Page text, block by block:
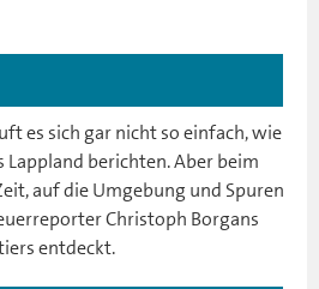
es sich gar nicht so einfach, wie
Lappland berichten. Aber beim
auf die Umgebung und Spuren
Christoph Borgans
entdeckt.